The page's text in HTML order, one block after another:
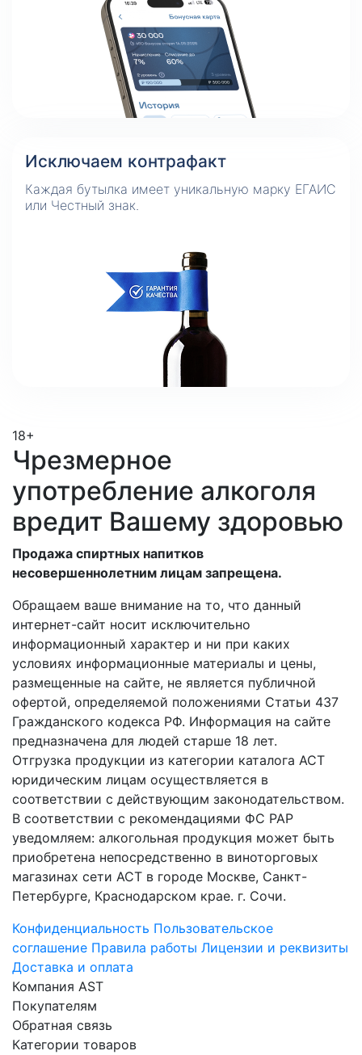
Исключаем контрафакт
Каждая бутылка имеет уникальную марку ЕГАИС
или Честный знак.
18+
Чрезмерное
употребление алкоголя
вредит Вашему здоровью
Продажа спиртных напитков
несовершеннолетним лицам запрещена.
Обращаем ваше внимание на то, что данный
интернет-сайт носит исключительно
информационный характер и ни при каких
условиях информационные материалы и цены,
размещенные на сайте, не является публичной
офертой, определяемой положениями Статьи 437
Гражданского кодекса РФ. Информация на сайте
предназначена для людей старше 18 лет.
Отгрузка продукции из категории каталога АСТ
юридическим лицам осуществляется в
соответствии с действующим законодательством.
В соответствии с рекомендациями ФС РАР
уведомляем: алкогольная продукция может быть
приобретена непосредственно в виноторговых
магазинах сети АСТ в городе Москве, Санкт-
Петербурге, Краснодарском крае. г. Сочи.
Конфиденциальность Пользовательское
соглашение Правила работы Лицензии и реквизиты
Доставка и оплата
Компания AST
Покупателям
Обратная связь
Категории товаров